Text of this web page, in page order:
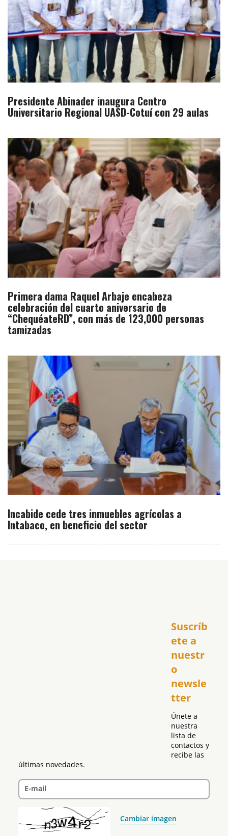
Presidente Abinader inaugura Centro
Universitario Regional UASD-Cotuí con 29 aulas
Primera dama Raquel Arbaje encabeza
celebración del cuarto aniversario de
“ChequéateRD”, con más de 123,000 personas
tamizadas
Incabide cede tres inmuebles agrícolas a
Intabaco, en beneficio del sector
Suscríb
ete a
nuestr
o
newsle
tter
Únete a
nuestra
lista de
contactos y
recibe las
últimas novedades.
E-mail
Cambiar imagen